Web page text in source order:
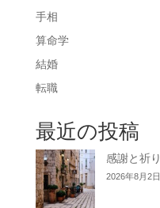
手相
算命学
結婚
転職
最近の投稿
感謝と祈り
2026年8月2日